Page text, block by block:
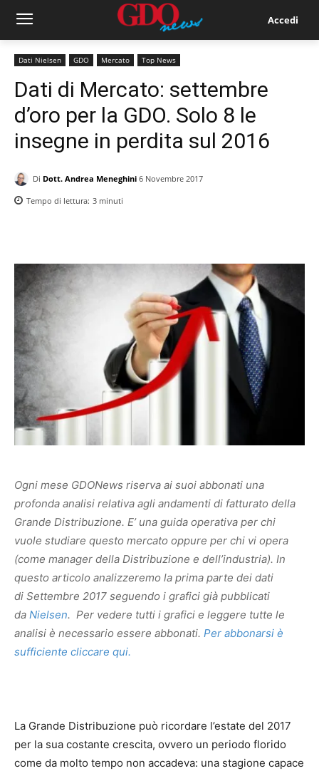
Accedi
Dati Nielsen GDO Mercato Top News
Dati di Mercato: settembre
d’oro per la GDO. Solo 8 le
insegne in perdita sul 2016
Di Dott. Andrea Meneghini 6 Novembre 2017
Tempo di lettura: 3 minuti
Ogni mese GDONews riserva ai suoi abbonati una
profonda analisi relativa agli andamenti di fatturato della
Grande Distribuzione. E’ una guida operativa per chi
vuole studiare questo mercato oppure per chi vi opera
(come manager della Distribuzione e dell’industria). In
questo articolo analizzeremo la prima parte dei dati
di Settembre 2017 seguendo i grafici già pubblicati
da Nielsen. Per vedere tutti i grafici e leggere tutte le
analisi è necessario essere abbonati. Per abbonarsi è
sufficiente cliccare qui.
La Grande Distribuzione può ricordare l’estate del 2017
per la sua costante crescita, ovvero un periodo florido
come da molto tempo non accadeva: una stagione capace